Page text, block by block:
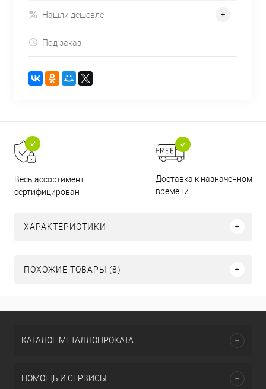
Нашли дешевле
Под заказ
Весь ассортимент
сертифицирован
Доставка к назначенному
времени
ХАРАКТЕРИСТИКИ
ПОХОЖИЕ ТОВАРЫ (8)
КАТАЛОГ МЕТАЛЛОПРОКАТА
ПОМОЩЬ И СЕРВИСЫ